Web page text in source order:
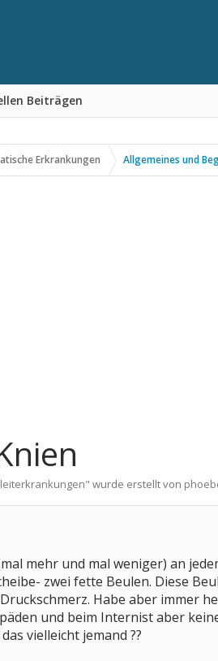
Beiträgen
Erkrankungen Allgemeines und
" wurde erstellt von
mehr und mal weniger) an
zwei fette Beulen. Diese
Habe aber immer
und beim Internist aber
vielleicht jemand ??